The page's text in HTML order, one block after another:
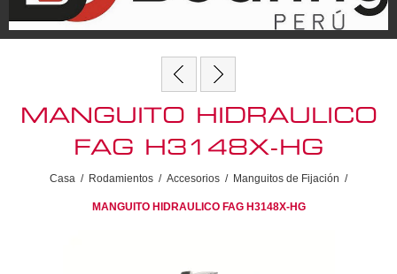
MANGUITO HIDRAULICO
FAG H3148X-HG
Casa / Rodamientos / Accesorios / Manguitos de Fijación /
MANGUITO HIDRAULICO FAG H3148X-HG